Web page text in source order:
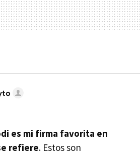
es mi firma favorita en
refiere. Estos son